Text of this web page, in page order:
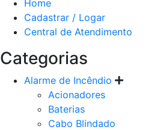
Home
Cadastrar / Logar
Central de Atendimento
Categorias
Alarme de Incêndio
Acionadores
Baterias
Cabo Blindado